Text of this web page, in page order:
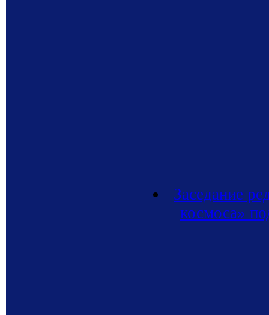
Заседание
космоса»